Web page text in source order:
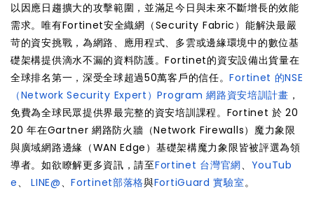
以因應日趨擴大的攻擊範圍，並滿足今日與未來不斷增長的效能
需求。唯有Fortinet安全織網（Security Fabric）能解決最嚴
苛的資安挑戰，為網路、應用程式、多雲或邊緣環境中的數位基
礎架構提供滴水不漏的資料防護。Fortinet的資安設備出貨量在
全球排名第一，深受全球超過50萬客戶的信任。Fortinet 的NSE
（Network Security Expert）Program 網路資安培訓計畫 ，
免費為全球民眾提供界最完整的資安培訓課程。Fortinet 於 20
20 年在Gartner 網路防火牆（Network Firewalls）魔力象限
與廣域網路邊緣（WAN Edge）基礎架構魔力象限皆被評選為領
導者。如欲瞭解更多資訊，請至Fortinet 台灣官網、 YouTub
e、 LINE@、Fortinet部落格與FortiGuard 實驗室。